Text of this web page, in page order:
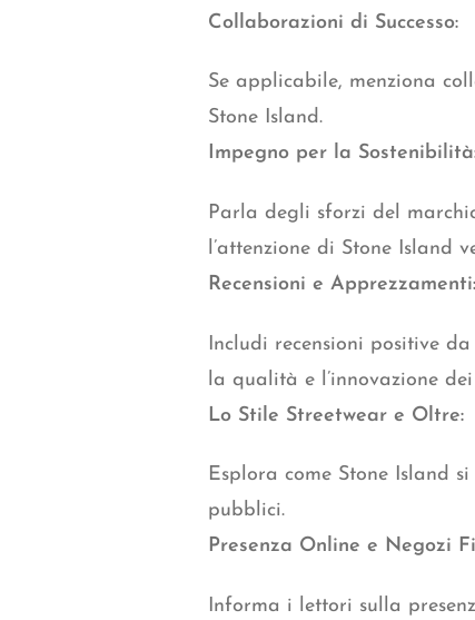
Collaborazioni di Successo:
Se applicabile, menziona
Stone Island.
Impegno per la
Parla degli sforzi del
l’attenzione di Stone Island
Recensioni e Apprezzamenti:
Includi recensioni positive
la qualità e l’innovazione
Lo Stile Streetwear e Oltre:
Esplora come Stone Island
pubblici.
Presenza Online e Negozi
Informa i lettori sulla